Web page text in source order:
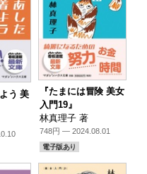
う 美
『たまには冒険 美女
入門19』
林真理子 著
748円 — 2024.08.01
電子版あり